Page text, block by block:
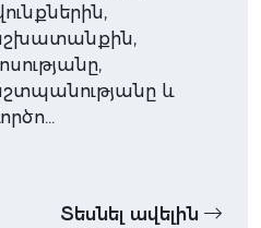
և
Տեսնել ավելին